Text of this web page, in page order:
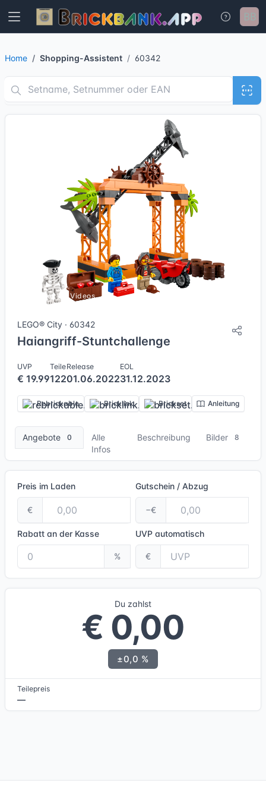
Home Shopping-Assistent 60342
8 Bilder + 1 Videos
LEGO® City · 60342
Haiangriff-Stuntchallenge
UVP
€ 19.99
Teile
122
Release
01.06.2022
EOL
31.12.2023
Rebrickable Bricklink Brickset Anleitung
Angebote 0
Alle
Infos
Beschreibung Bilder 8
Preis im Laden
€
Gutschein / Abzug
−€
Rabatt an der Kasse
%
UVP automatisch
€
Du zahlst
€ 0,00
±0,0 %
Teilepreis
—